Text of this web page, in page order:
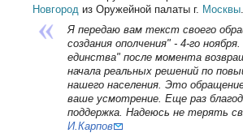
Новгород из Оружейной палаты г. Москвы.
Я передаю вам текст своего
создания ополчения" - 4-го
единства" после момента
начала реальных решений по
нашего населения. Это
ваше усмотрение. Еще раз
поддержка. Надеюсь не терять
И.Карпов